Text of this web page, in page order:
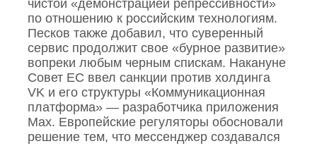
чистой «демонстрацией репрессивности»
по отношению к российским технологиям.
Песков также добавил, что суверенный
сервис продолжит свое «бурное развитие»
вопреки любым черным спискам. Накануне
Совет ЕС ввел санкции против холдинга
VK и его структуры «Коммуникационная
платформа» — разработчика приложения
Mах. Европейские регуляторы обосновали
решение тем, что мессенджер создавался